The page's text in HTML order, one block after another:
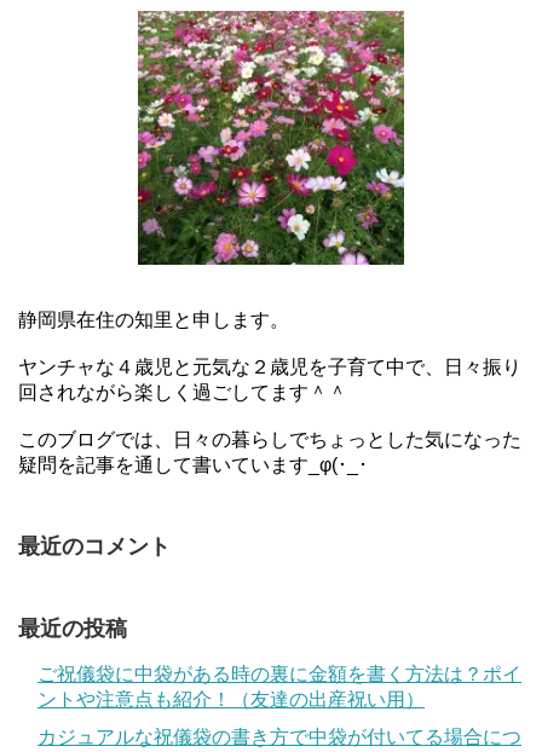
静岡県在住の知里と申します。
ヤンチャな４歳児と元気な２歳児を子育て中で、日々振り
回されながら楽しく過ごしてます＾＾
このブログでは、日々の暮らしでちょっとした気になった
疑問を記事を通して書いています_φ(･_･
最近のコメント
最近の投稿
ご祝儀袋に中袋がある時の裏に金額を書く方法は？ポイ
ントや注意点も紹介！（友達の出産祝い用）
カジュアルな祝儀袋の書き方で中袋が付いてる場合につ